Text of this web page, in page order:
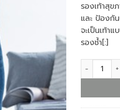
รองเท้าสุข
และ ป้องกั
จะเป็นเท้า
รองช้ำ[:]
จำนวน รอง